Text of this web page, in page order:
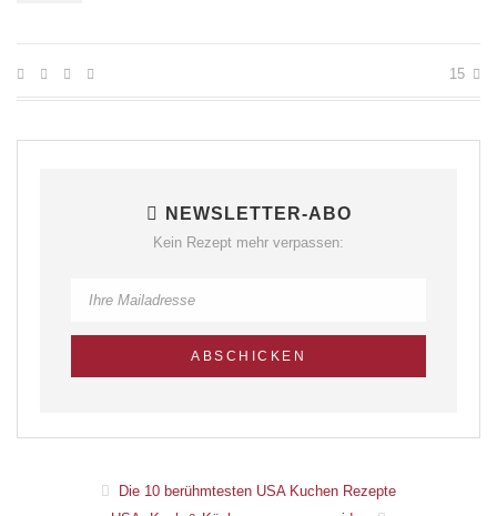
15
NEWSLETTER-ABO
Kein Rezept mehr verpassen:
Die 10 berühmtesten USA Kuchen Rezepte